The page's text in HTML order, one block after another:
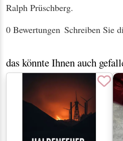
Ralph Prüschberg.
0 Bewertungen Schreiben Sie
das könnte Ihnen auch